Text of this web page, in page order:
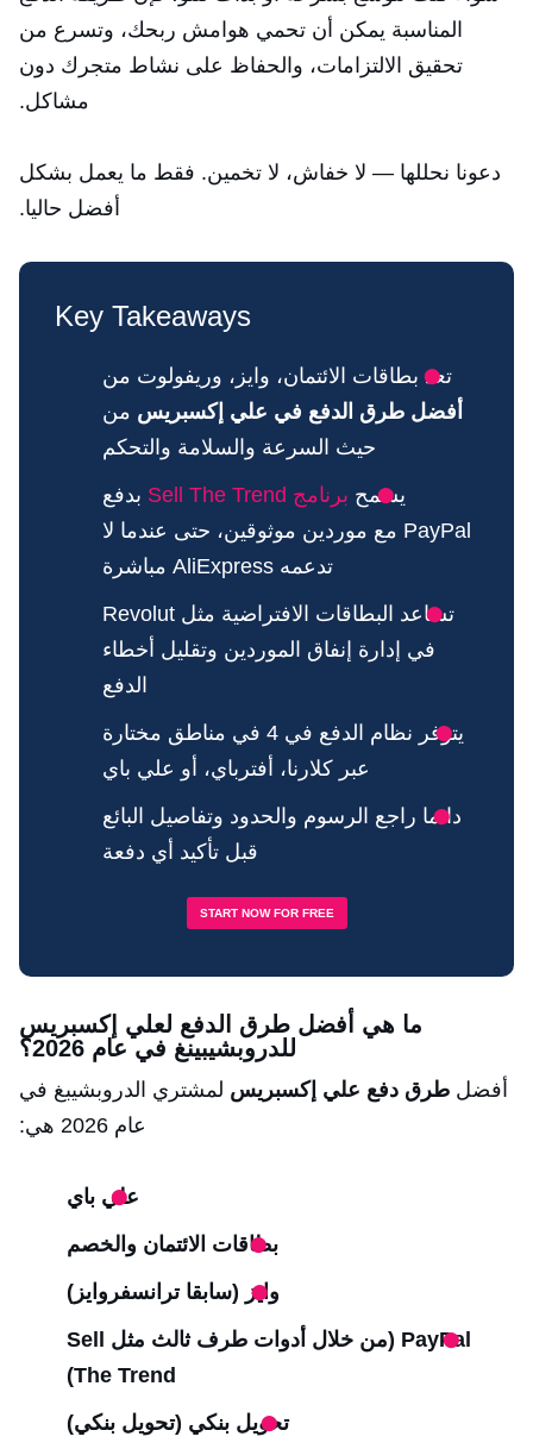
المناسبة يمكن أن تحمي هوامش ربحك، وتسرع من
تحقيق الالتزامات، والحفاظ على نشاط متجرك دون
مشاكل.
دعونا نحللها — لا خفاش، لا تخمين. فقط ما يعمل بشكل
أفضل حاليا.
Key Takeaways
تعد بطاقات الائتمان، وايز، وريفولوت من
أفضل طرق الدفع في علي إكسبريس من
حيث السرعة والسلامة والتحكم
يسمح برنامج Sell The Trend
بدفع
PayPal مع موردين موثوقين، حتى عندما لا
تدعمه AliExpress مباشرة
تساعد البطاقات الافتراضية مثل Revolut
في إدارة إنفاق الموردين وتقليل أخطاء
الدفع
يتوفر نظام الدفع في 4 في مناطق مختارة
عبر كلارنا، أفترباي، أو علي باي
دائما راجع الرسوم والحدود وتفاصيل البائع
قبل تأكيد أي دفعة
START NOW FOR FREE
ما هي أفضل طرق الدفع لعلي إكسبريس
للدروبشيبينغ في عام 2026؟
أفضل طرق دفع علي إكسبريس لمشتري الدروبشيبغ في
عام 2026 هي:
علي باي
بطاقات الائتمان والخصم
وايز (سابقا ترانسفروايز)
PayPal (من خلال أدوات طرف ثالث مثل Sell
The Trend)
تحويل بنكي (تحويل بنكي)